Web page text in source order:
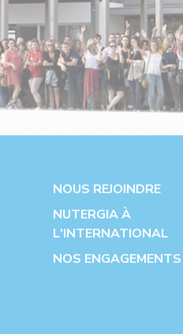
NOUS REJOINDRE
NUTERGIA À
L'INTERNATIONAL
NOS ENGAGEMENTS